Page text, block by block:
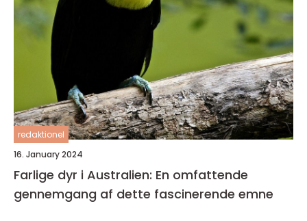
redaktionel
16. January 2024
Farlige dyr i Australien: En omfattende
gennemgang af dette fascinerende emne